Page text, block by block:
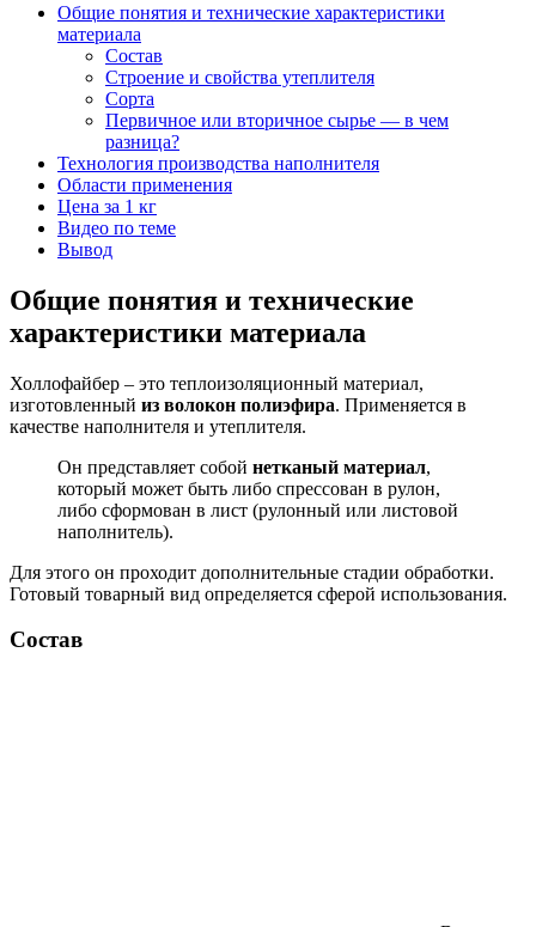
Общие понятия и технические характеристики
материала
Состав
Строение и свойства утеплителя
Сорта
Первичное или вторичное сырье — в чем
разница?
Технология производства наполнителя
Области применения
Цена за 1 кг
Видео по теме
Вывод
Общие понятия и технические
характеристики материала
Холлофайбер – это теплоизоляционный материал,
изготовленный из волокон полиэфира. Применяется в
качестве наполнителя и утеплителя.
Он представляет собой нетканый материал,
который может быть либо спрессован в рулон,
либо сформован в лист (рулонный или листовой
наполнитель).
Для этого он проходит дополнительные стадии обработки.
Готовый товарный вид определяется сферой использования.
Состав